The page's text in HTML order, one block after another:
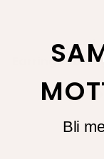
Enamel
Earrings
2.150,00
Bli